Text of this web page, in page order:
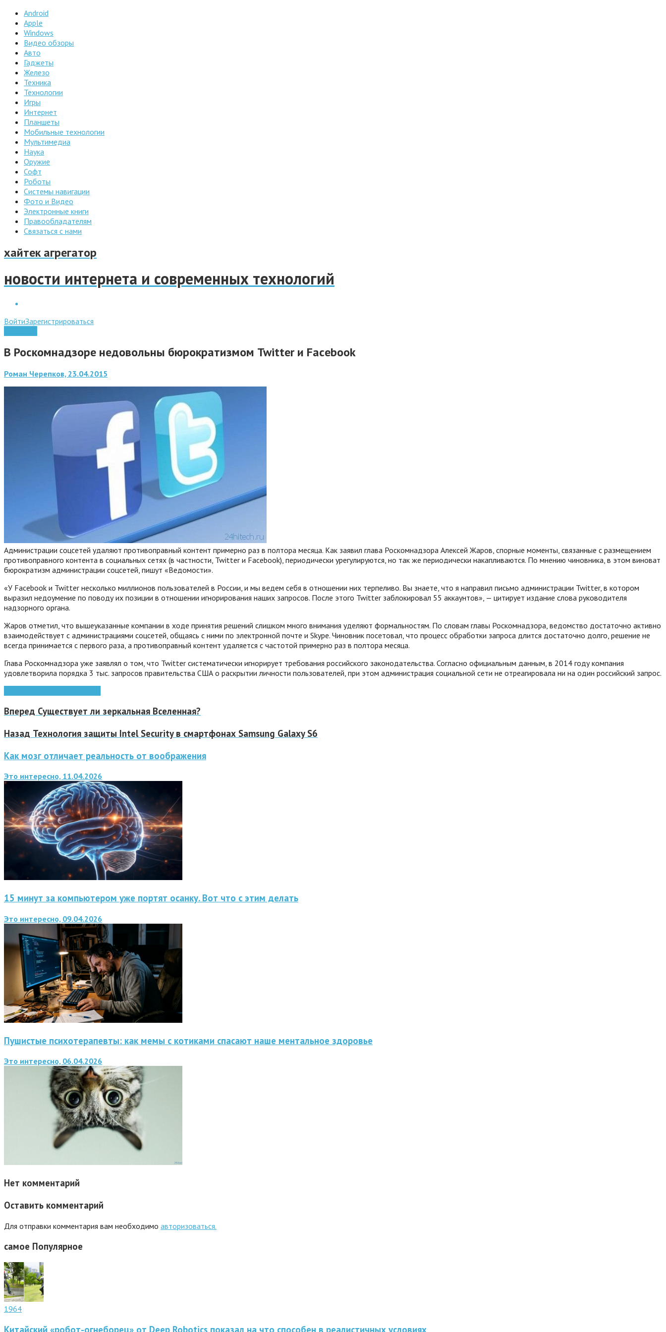
Android
Apple
Windows
Видео обзоры
Авто
Гаджеты
Железо
Техника
Технологии
Игры
Интернет
Планшеты
Мобильные технологии
Мультимедиа
Наука
Оружие
Софт
Роботы
Системы навигации
Фото и Видео
Электронные книги
Правообладателям
Связаться с нами
хайтек агрегатор
новости интернета и современных технологий
ВойтиЗарегистрироваться
В Роскомнадзоре недовольны бюрократизмом Twitter и Facebook
Роман Черепков, 23.04.2015
Администрации соцсетей удаляют противоправный контент примерно раз в полтора месяца. Как заявил глава Роскомнадзора Алексей Жаров, спорные моменты, связанные с размещением
противоправного контента в социальных сетях (в частности, Twitter и Facebook), периодически урегулируются, но так же периодически накапливаются. По мнению чиновника, в этом виноват
бюрократизм администрации соцсетей, пишут «Ведомости».
«У Facebook и Twitter несколько миллионов пользователей в России, и мы ведем себя в отношении них терпеливо. Вы знаете, что я направил письмо администрации Twitter, в котором
выразил недоумение по поводу их позиции в отношении игнорирования наших запросов. После этого Twitter заблокировал 55 аккаунтов», — цитирует издание слова руководителя
надзорного органа.
Жаров отметил, что вышеуказанные компании в ходе принятия решений слишком много внимания уделяют формальностям. По словам главы Роскомнадзора, ведомство достаточно активно
взаимодействует с администрациями соцсетей, общаясь с ними по электронной почте и Skype. Чиновник посетовал, что процесс обработки запроса длится достаточно долго, решение не
всегда принимается с первого раза, а противоправный контент удаляется с частотой примерно раз в полтора месяца.
Глава Роскомнадзора уже заявлял о том, что Twitter систематически игнорирует требования российского законодательства. Согласно официальным данным, в 2014 году компания
удовлетворила порядка 3 тыс. запросов правительства США о раскрытии личности пользователей, при этом администрация социальной сети не отреагировала ни на один российский запрос.
Вперед Существует ли зеркальная Вселенная?
Назад Технология защиты Intel Security в смартфонах Samsung Galaxy S6
Как мозг отличает реальность от воображения
Это интересно, 11.04.2026
15 минут за компьютером уже портят осанку. Вот что с этим делать
Это интересно, 09.04.2026
Пушистые психотерапевты: как мемы с котиками спасают наше ментальное здоровье
Это интересно, 06.04.2026
Нет комментарий
Оставить комментарий
Для отправки комментария вам необходимо авторизоваться.
самое Популярное
1964
Китайский «робот-огнеборец» от Deep Robotics показал на что способен в реалистичных условиях